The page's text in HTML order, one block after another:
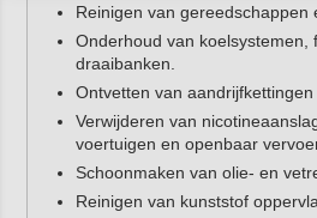
Reinigen van gereedschappen
Onderhoud van koelsystemen,
draaibanken.
Ontvetten van aandrijfkettingen
Verwijderen van
voertuigen en openbaar
Schoonmaken van olie- en
Reinigen van kunststof